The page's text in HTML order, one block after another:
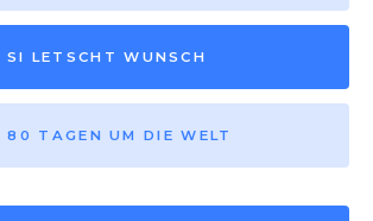
SI LETSCHT WUNSCH
80 TAGEN UM DIE WELT